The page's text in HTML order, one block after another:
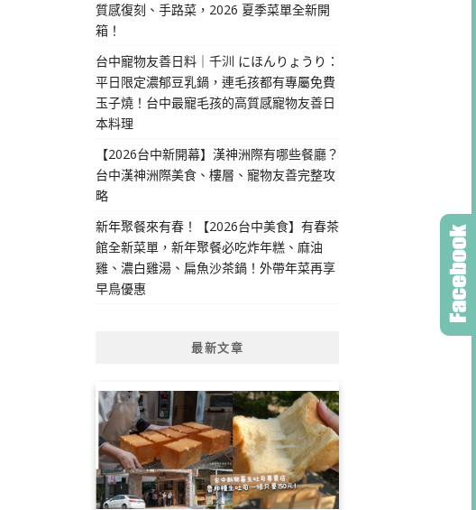
質感復刻、手路菜，2026 夏季菜單全新開
箱！
台中寵物友善日料｜千汌 にほんりょうり：
平日限定濃郁豆乳鍋，連毛孩都有專屬免費
玉子燒！台中最寵毛孩的高質感寵物友善日
本料理
【2026台中新開幕】漢神洲際有哪些餐廳？
台中漢神洲際美食、樓層、寵物友善完整攻
略
新年聚餐來有春！【2026台中美食】有春茶
館全新菜單，新年聚餐必吃炸年糕、麻油
雞、濃白雞湯、扁魚沙茶鍋！外帶年菜再享
早鳥優惠
最新文章